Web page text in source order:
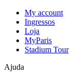
My account
Ingressos
Loja
MyParis
Stadium Tour
Ajuda